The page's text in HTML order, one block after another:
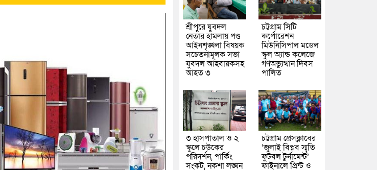
শ্রীপুরে যুবদল
নেতার হামলায় পণ্ড
আইনশৃঙ্খলা বিষয়ক
সচেতনামূলক সভা
যুবদল আহবায়কসহ
আহত ৩
চট্টগ্রাম সিটি
কর্পোরেশন
মিউনিসিপাল মডেল
স্কুল অ্যান্ড কলেজে
গণঅভ্যুত্থান দিবস
পালিত
৩ হাসপাতাল ও ২
স্কুলে চউকের
পরিদর্শন, পার্কিং
সংকট, নকশা লঙ্ঘন
চট্টগ্রাম প্রেসক্লাবের
‘জুলাই বিপ্লব স্মৃতি
ফুটবল টুর্নামেন্ট’
ফাইনালে প্রিন্ট ও